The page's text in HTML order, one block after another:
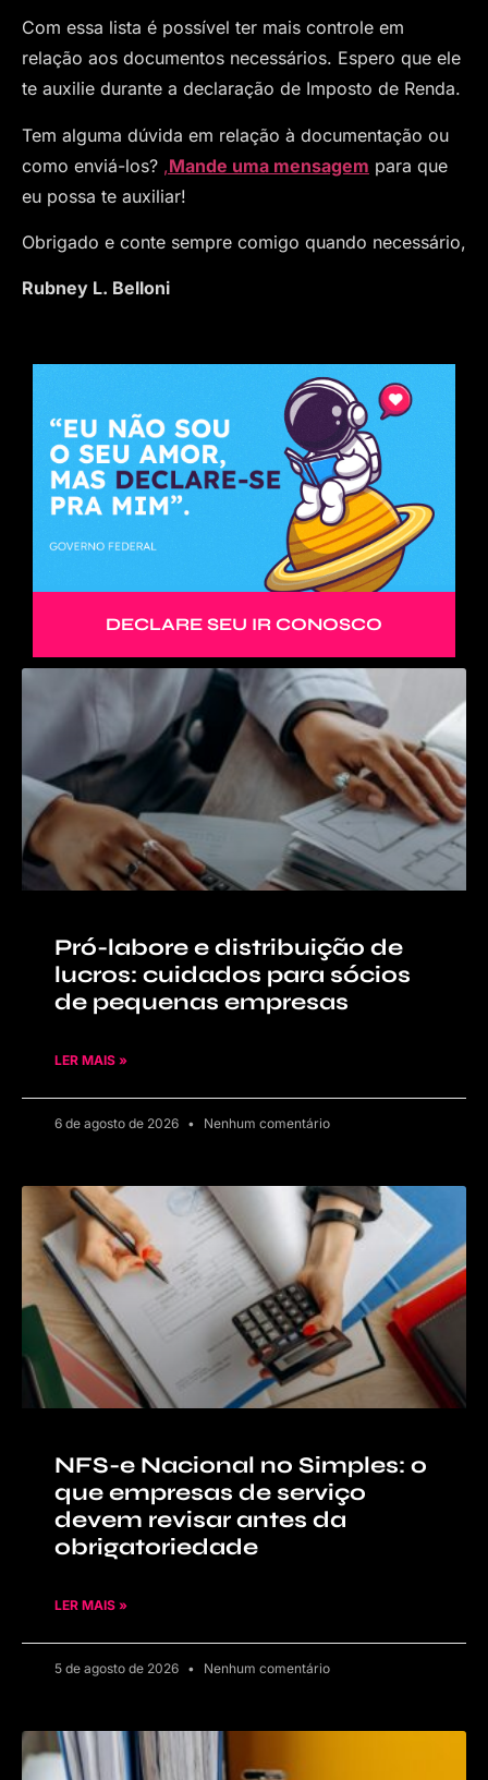
Com essa lista é possível ter mais controle em
relação aos documentos necessários. Espero que ele
te auxilie durante a declaração de Imposto de Renda.
Tem alguma dúvida em relação à documentação ou
como enviá-los? ,Mande uma mensagem para que
eu possa te auxiliar!
Obrigado e conte sempre comigo quando necessário,
Rubney L. Belloni
DECLARE SEU IR CONOSCO
Pró-labore e distribuição de
lucros: cuidados para sócios
de pequenas empresas
LER MAIS »
6 de agosto de 2026 Nenhum comentário
NFS-e Nacional no Simples: o
que empresas de serviço
devem revisar antes da
obrigatoriedade
LER MAIS »
5 de agosto de 2026 Nenhum comentário